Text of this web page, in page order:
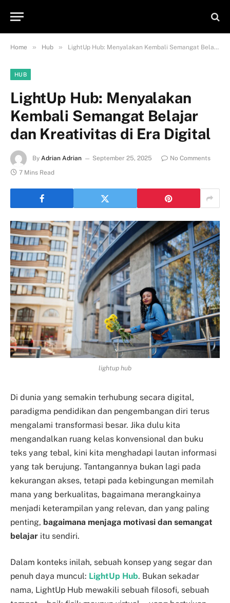
Home » Hub » LightUp Hub: Menyalakan Kembali Semangat Belajar dan Kreativitas di Era Digital
HUB
LightUp Hub: Menyalakan
Kembali Semangat Belajar
dan Kreativitas di Era Digital
By Adrian Adrian September 25, 2025
No Comments
7 Mins Read
lightup hub
Di dunia yang semakin terhubung secara digital,
paradigma pendidikan dan pengembangan diri terus
mengalami transformasi besar. Jika dulu kita
mengandalkan ruang kelas konvensional dan buku
teks yang tebal, kini kita menghadapi lautan informasi
yang tak berujung. Tantangannya bukan lagi pada
kekurangan akses, tetapi pada kebingungan memilah
mana yang berkualitas, bagaimana merangkainya
menjadi keterampilan yang relevan, dan yang paling
penting, bagaimana menjaga motivasi dan semangat
belajar itu sendiri.
Dalam konteks inilah, sebuah konsep yang segar dan
penuh daya muncul: LightUp Hub. Bukan sekadar
nama, LightUp Hub mewakili sebuah filosofi, sebuah